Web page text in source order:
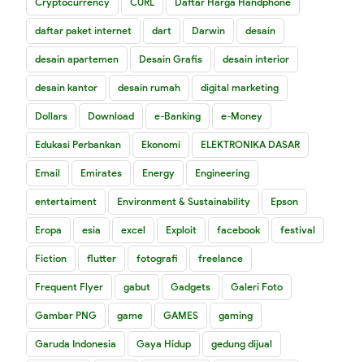
daftar paket internet dart Darwin desain
desain apartemen Desain Grafis desain interior
desain kantor desain rumah digital marketing
Dollars Download e-Banking e-Money
Edukasi Perbankan Ekonomi ELEKTRONIKA DASAR
Email Emirates Energy Engineering
entertaiment Environment & Sustainability Epson
Eropa esia excel Exploit facebook festival
Fiction flutter fotografi freelance
Frequent Flyer gabut Gadgets Galeri Foto
Gambar PNG game GAMES gaming
Garuda Indonesia Gaya Hidup gedung dijual